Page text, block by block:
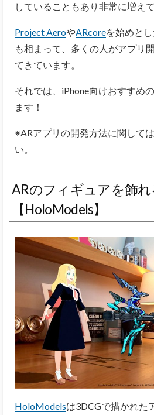
していることもあり非常に増えて
Project AeroやARcoreを始めと
も相まって、多くの人がアプリ
てきています。
それでは、iPhone向けおすすめ
ます！
※ARアプリの開発方法に関して
い。
ARのフィギュアを飾れ
【HoloModels】
HoloModelsは3DCGで描かれた